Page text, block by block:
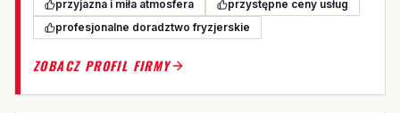
przyjazna i miła atmosfera
przystępne ceny usług
profesjonalne doradztwo fryzjerskie
ZOBACZ PROFIL FIRMY